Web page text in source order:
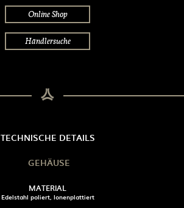
Online Shop
Händlersuche
TECHNISCHE DETAILS
GEHÄUSE
MATERIAL
Edelstahl poliert, Ionenplattiert